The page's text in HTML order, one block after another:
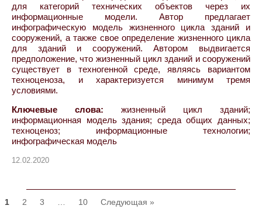
для категорий технических объектов через их
информационные модели. Автор предлагает
инфографическую модель жизненного цикла зданий и
сооружений, а также свое определение жизненного цикла
для зданий и сооружений. Автором выдвигается
предположение, что жизненный цикл зданий и сооружений
существует в техногенной среде, являясь вариантом
техноценоза, и характеризуется минимум тремя
условиями.
Ключевые слова: жизненный цикл зданий;
информационная модель здания; среда общих данных;
техноценоз; информационные технологии;
инфографическая модель
12.02.2020
1 2 3 10 Следующая »